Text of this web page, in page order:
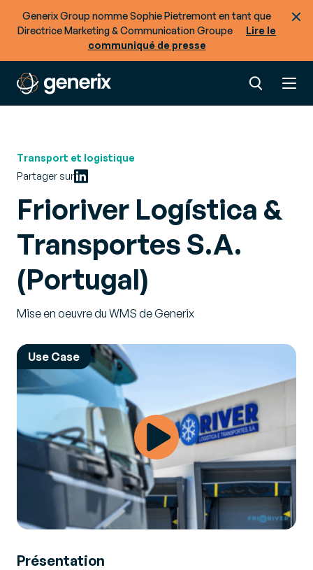
Generix Group nomme Sophie Pietremont en tant que
Directrice Marketing & Communication Groupe
Lire le
communiqué de presse
Transport et logistique
Partager sur
Frioriver Logística &
Transportes S.A.
(Portugal)
Mise en oeuvre du WMS de Generix
Use Case
Présentation